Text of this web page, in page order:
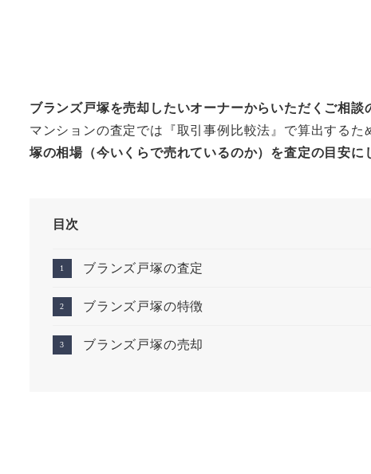
ブランズ戸塚を売却したいオーナーからいただくご相談
マンションの査定では『取引事例比較法』で算出する
塚の相場（今いくらで売れているのか）を査定の目安に
目次
ブランズ戸塚の査定
ブランズ戸塚の特徴
ブランズ戸塚の売却